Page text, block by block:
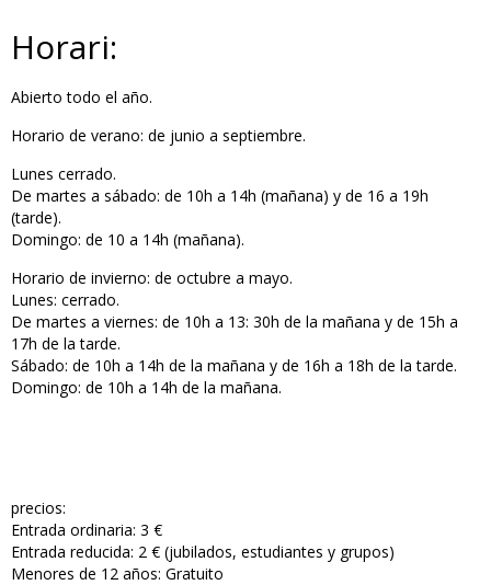
Horari:
Abierto todo el año.
Horario de verano: de junio a septiembre.
Lunes cerrado.
De martes a sábado: de 10h a 14h (mañana) y de 16 a 19h
(tarde).
Domingo: de 10 a 14h (mañana).
Horario de invierno: de octubre a mayo.
Lunes: cerrado.
De martes a viernes: de 10h a 13: 30h de la mañana y de 15h a
17h de la tarde.
Sábado: de 10h a 14h de la mañana y de 16h a 18h de la tarde.
Domingo: de 10h a 14h de la mañana.
precios:
Entrada ordinaria: 3 €
Entrada reducida: 2 € (jubilados, estudiantes y grupos)
Menores de 12 años: Gratuito